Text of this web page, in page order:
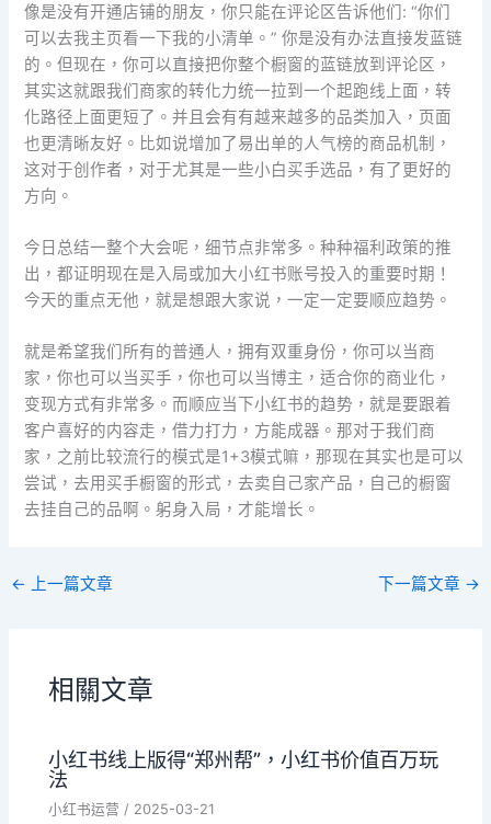
像是没有开通店铺的朋友，你只能在评论区告诉他们: “你们
可以去我主页看一下我的小清单。” 你是没有办法直接发蓝链
的。但现在，你可以直接把你整个橱窗的蓝链放到评论区，
其实这就跟我们商家的转化力统一拉到一个起跑线上面，转
化路径上面更短了。并且会有有越来越多的品类加入，页面
也更清晰友好。比如说增加了易出单的人气榜的商品机制，
这对于创作者，对于尤其是一些小白买手选品，有了更好的
方向。
今日总结一整个大会呢，细节点非常多。种种福利政策的推
出，都证明现在是入局或加大小红书账号投入的重要时期！
今天的重点无他，就是想跟大家说，一定一定要顺应趋势。
就是希望我们所有的普通人，拥有双重身份，你可以当商
家，你也可以当买手，你也可以当博主，适合你的商业化，
变现方式有非常多。而顺应当下小红书的趋势，就是要跟着
客户喜好的内容走，借力打力，方能成器。那对于我们商
家，之前比较流行的模式是1+3模式嘛，那现在其实也是可以
尝试，去用买手橱窗的形式，去卖自己家产品，自己的橱窗
去挂自己的品啊。躬身入局，才能增长。
← 上一篇文章 下一篇文章 →
相關文章
小红书线上版得“郑州帮”，小红书价值百万玩
法
小红书运营 / 2025-03-21